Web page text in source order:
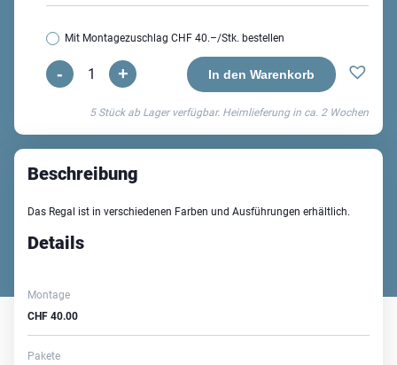
Mit Montagezuschlag CHF 40.–/Stk. bestellen
-
Wally
Menge
+ In den Warenkorb
5 Stück ab Lager verfügbar. Heimlieferung in ca. 2 Wochen
Beschreibung
Das Regal ist in verschiedenen Farben und Ausführungen erhältlich.
Details
Montage
CHF 40.00
Pakete